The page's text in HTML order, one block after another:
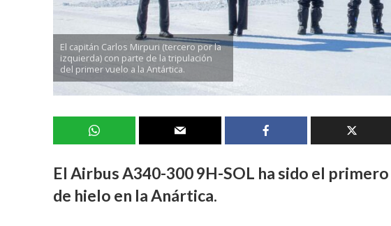
El capitán Carlos Mirpuri (tercero por la
izquierda) con parte de la tripulación
del primer vuelo a la Antártica.
El Airbus A340-300 9H-SOL ha sido el
de hielo en la Anártica.